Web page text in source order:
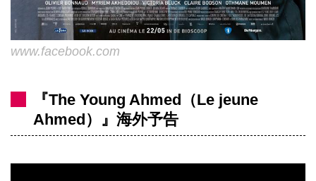
www.facebook.com
『The Young Ahmed（Le jeune
Ahmed）』海外予告